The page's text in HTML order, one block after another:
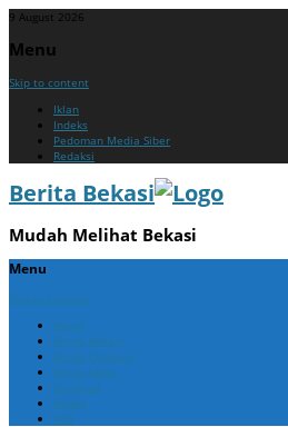
9 August 2026
Menu
Skip to content
Iklan
Indeks
Pedoman Media Siber
Redaksi
Berita Bekasi
Mudah Melihat Bekasi
Menu
Skip to content
Home
Berita Bekasi
Berita Cikarang
Berita Jabar
Nasional
Politik
ADV